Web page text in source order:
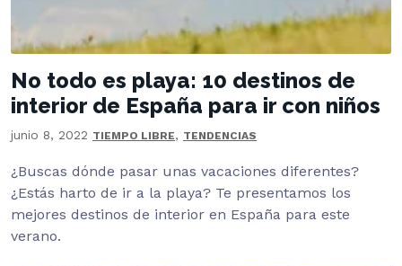
No todo es playa: 10 destinos de
interior de España para ir con niños
junio 8, 2022 TIEMPO LIBRE, TENDENCIAS
¿Buscas dónde pasar unas vacaciones diferentes?
¿Estás harto de ir a la playa? Te presentamos los
mejores destinos de interior en España para este
verano.